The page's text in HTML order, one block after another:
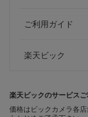
ご利用ガイド
楽天ビック
楽天ビックのサービス
価格はビックカメラ各